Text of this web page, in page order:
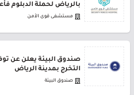
بالرياض لحملة الدبلوم
مستشفى قوى الأمن
صندوق البيئة يعلن عن
التخرج بمدينة الرياض
صندوق البيئة